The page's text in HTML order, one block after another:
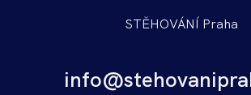
STĚHOVÁNÍ Praha